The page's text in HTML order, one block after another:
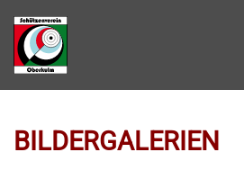
Zum Hauptinhalt springen
BILDERGALERIEN